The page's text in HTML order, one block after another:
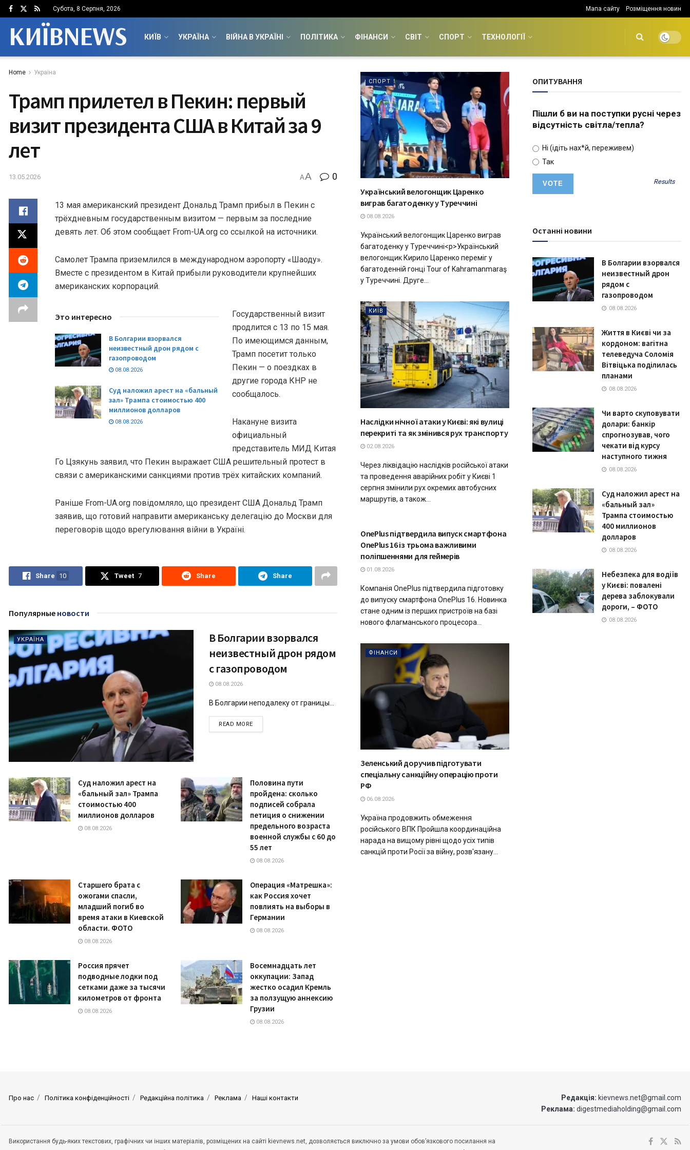
Субота, 8 Серпня, 2026 Мапа сайту Розміщення новин
КИЇВNEWS КИЇВ УКРАЇНА ВІЙНА В УКРАЇНІ ПОЛІТИКА ФІНАНСИ СВІТ СПОРТ ТЕХНОЛОГІЇ
Home Україна
Трамп прилетел в Пекин: первый
визит президента США в Китай за 9
лет
13.05.2026 AA 0
13 мая американский президент Дональд Трамп прибыл в Пекин с
трёхдневным государственным визитом — первым за последние
девять лет. Об этом сообщает From-UA.org со ссылкой на источники.
Самолет Трампа приземлился в международном аэропорту «Шаоду».
Вместе с президентом в Китай прибыли руководители крупнейших
американских корпораций.
Это интересно
В Болгарии взорвался
неизвестный дрон рядом с
газопроводом
08.08.2026
Суд наложил арест на «бальный
зал» Трампа стоимостью 400
миллионов долларов
08.08.2026
Государственный визит
продлится с 13 по 15 мая.
По имеющимся данным,
Трамп посетит только
Пекин — о поездках в
другие города КНР не
сообщалось.
Накануне визита
официальный
представитель МИД Китая
Го Цзякунь заявил, что Пекин выражает США решительный протест в
связи с американскими санкциями против трёх китайских компаний.
Раніше From-UA.org повідомляло, що президент США Дональд Трамп
заявив, що готовий направити американську делегацію до Москви для
переговорів щодо врегулювання війни в Україні.
Share 10 Tweet 7 Share Share
Популярные новости
УКРАЇНА
В Болгарии взорвался
неизвестный дрон рядом
с газопроводом
08.08.2026
В Болгарии неподалеку от границы...
READ MOREDETAILS
Суд наложил арест на
«бальный зал» Трампа
стоимостью 400
миллионов долларов
08.08.2026
Половина пути
пройдена: сколько
подписей собрала
петиция о снижении
предельного возраста
военной службы с 60 до
55 лет
08.08.2026
Старшего брата с
ожогами спасли,
младший погиб во
время атаки в Киевской
области. ФОТО
08.08.2026
Операция «Матрешка»:
как Россия хочет
повлиять на выборы в
Германии
08.08.2026
Россия прячет
подводные лодки под
сетками даже за тысячи
километров от фронта
08.08.2026
Восемнадцать лет
оккупации: Запад
жестко осадил Кремль
за ползущую аннексию
Грузии
08.08.2026
СПОРТ
Український велогонщик Царенко
виграв багатоденку у Туреччині
08.08.2026
Український велогонщик Царенко виграв
багатоденку у Туреччині<p>Український
велогонщик Кирило Царенко переміг у
багатоденній гонці Tour of Kahramanmaraş
у Туреччині. Друге...
КИЇВ
Наслідки нічної атаки у Києві: які вулиці
перекриті та як змінився рух транспорту
02.08.2026
Через ліквідацію наслідків російської атаки
та проведення аварійних робіт у Києві 1
серпня змінили рух окремих автобусних
маршрутів, а також...
ТЕХНОЛОГІЇ
OnePlus підтвердила випуск смартфона
OnePlus 16 із трьома важливими
поліпшеннями для геймерів
01.08.2026
Компанія OnePlus підтвердила підготовку
до випуску смартфона OnePlus 16. Новинка
стане одним із перших пристроїв на базі
нового флагманського процесора...
ФІНАНСИ
Зеленський доручив підготувати
спеціальну санкційну операцію проти
РФ
06.08.2026
Україна продовжить обмеження
російського ВПК Пройшла координаційна
нарада на вищому рівні щодо усіх типів
санкцій проти Росії за війну, розв'язану...
ОПИТУВАННЯ
Пішли б ви на поступки русні через
відсутність світла/тепла?
Ні (ідіть нах*й, переживем)
Так
Results
Останні новини
В Болгарии взорвался
неизвестный дрон
рядом с
газопроводом
08.08.2026
Життя в Києві чи за
кордоном: вагітна
телеведуча Соломія
Вітвіцька поділилась
планами
08.08.2026
Чи варто скуповувати
долари: банкір
спрогнозував, чого
чекати від курсу
наступного тижня
08.08.2026
Суд наложил арест на
«бальный зал»
Трампа стоимостью
400 миллионов
долларов
08.08.2026
Небезпека для водіїв
у Києві: повалені
дерева заблокували
дороги, – ФОТО
08.08.2026
Про нас Політика конфіденційності Редакційна політика Реклама Наші контакти Редакція: kievnews.net@gmail.com
Реклама: digestmediaholding@gmail.com
Використання будь-яких текстових, графічних чи інших матеріалів, розміщених на сайті kievnews.net, дозволяється виключно за умови обов’язкового посилання на